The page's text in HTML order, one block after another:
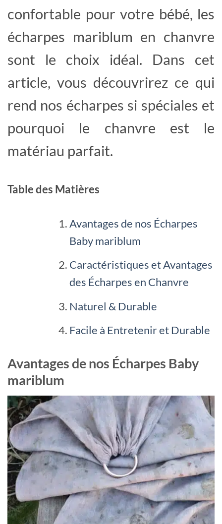
confortable pour votre bébé, les
écharpes mariblum en chanvre
sont le choix idéal. Dans cet
article, vous découvrirez ce qui
rend nos écharpes si spéciales et
pourquoi le chanvre est le
matériau parfait.
Table des Matières
Avantages de nos Écharpes
Baby mariblum
Caractéristiques et Avantages
des Écharpes en Chanvre
Naturel & Durable
Facile à Entretenir et Durable
Avantages de nos Écharpes Baby
mariblum